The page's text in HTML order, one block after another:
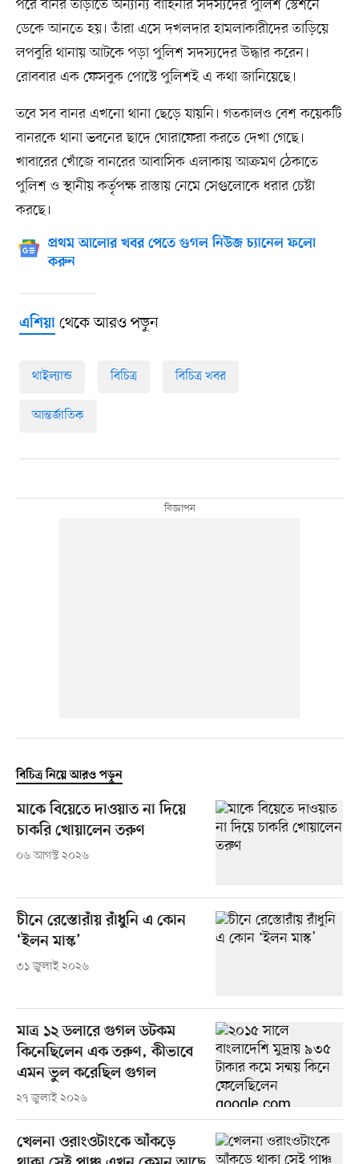
পরে বানর তাড়াতে অন্যান্য বাহিনীর সদস্যদের পুলিশ স্টেশনে
ডেকে আনতে হয়। তাঁরা এসে দখলদার হামলাকারীদের তাড়িয়ে
লপবুরি থানায় আটকে পড়া পুলিশ সদস্যদের উদ্ধার করেন।
রোববার এক ফেসবুক পোস্টে পুলিশই এ কথা জানিয়েছে।
তবে সব বানর এখনো থানা ছেড়ে যায়নি। গতকালও বেশ কয়েকটি
বানরকে থানা ভবনের ছাদে ঘোরাফেরা করতে দেখা গেছে।
খাবারের খোঁজে বানরের আবাসিক এলাকায় আক্রমণ ঠেকাতে
পুলিশ ও স্থানীয় কর্তৃপক্ষ রাস্তায় নেমে সেগুলোকে ধরার চেষ্টা
করছে।
প্রথম আলোর খবর পেতে গুগল নিউজ চ্যানেল ফলো
করুন
এশিয়াথেকে আরও পড়ুন
থাইল্যান্ড বিচিত্র বিচিত্র খবর
আন্তর্জাতিক
বিচিত্র নিয়ে আরও পড়ুন
মাকে বিয়েতে দাওয়াত না দিয়ে
চাকরি খোয়ালেন তরুণ
০৬ আগস্ট ২০২৬
চীনে রেস্তোরাঁয় রাঁধুনি এ কোন
‘ইলন মাস্ক’
৩১ জুলাই ২০২৬
মাত্র ১২ ডলারে গুগল ডটকম
কিনেছিলেন এক তরুণ, কীভাবে
এমন ভুল করেছিল গুগল
২৭ জুলাই ২০২৬
খেলনা ওরাংওটাংকে আঁকড়ে